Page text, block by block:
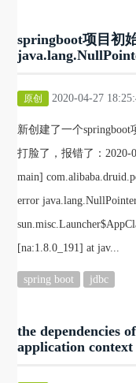
springboot项目初
原创 2020-04-27
新创建了一个
打脸了，报错了：2020-
main]
error
[na:1.8.0_191] at jav...
spring boot jdbc
the dependencies
application